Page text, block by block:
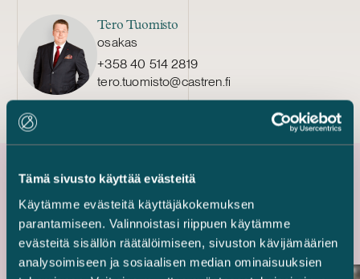
Tämä sivusto käyttää evästeitä
Käytämme evästeitä käyttäjäkokemuksen
parantamiseen. Valinnoistasi riippuen käytämme
evästeitä sisällön räätälöimiseen, sivuston kävijämäärien
analysoimiseen ja sosiaalisen median ominaisuuksien
Tero Tuomisto
osakas
+358 40 514 2819
tero.tuomisto@castren.fi
Uusimmat referenssit